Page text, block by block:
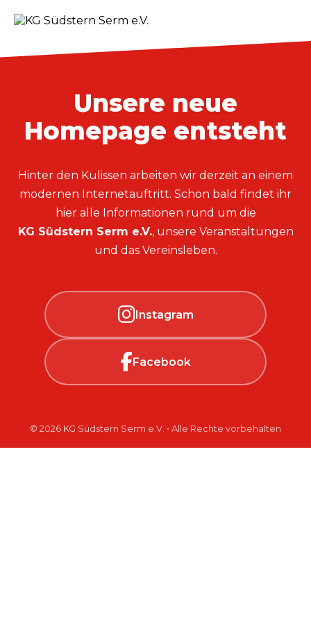
Unsere neue
Homepage entsteht
Hinter den Kulissen arbeiten wir derzeit an einem
modernen Internetauftritt. Schon bald findet ihr
hier alle Informationen rund um die
KG Südstern Serm e.V., unsere Veranstaltungen
und das Vereinsleben.
Instagram
Facebook
© 2026 KG Südstern Serm e.V. • Alle Rechte vorbehalten